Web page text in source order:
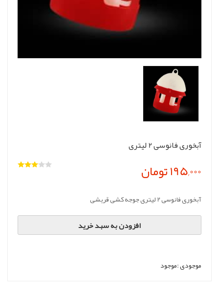
آبخوری فانوسی 2 لیتری
195,000 تومان
آبخوری فانوسی 2 لیتری جوجه کشی قریشی
افزودن به سبد خرید
موجودی :موجود